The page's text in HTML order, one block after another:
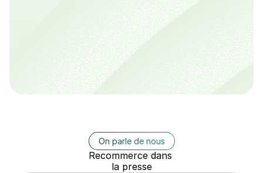
On parle de nous
Recommerce dans
la presse